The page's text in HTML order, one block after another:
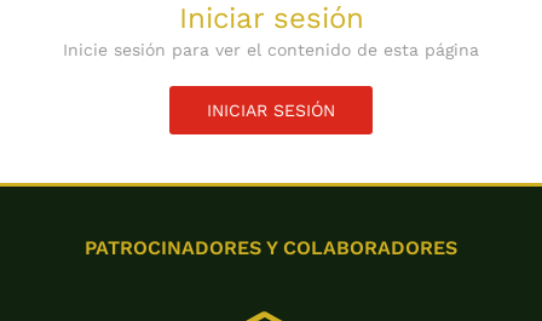
Iniciar sesión
Inicie sesión para ver el contenido de esta página
INICIAR SESIÓN
PATROCINADORES Y COLABORADORES